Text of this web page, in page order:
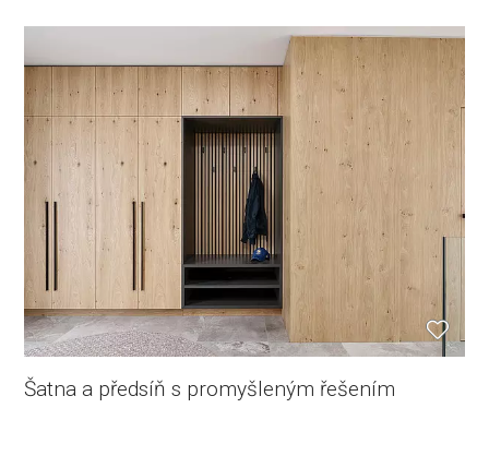
Šatna a předsíň s promyšleným řešením